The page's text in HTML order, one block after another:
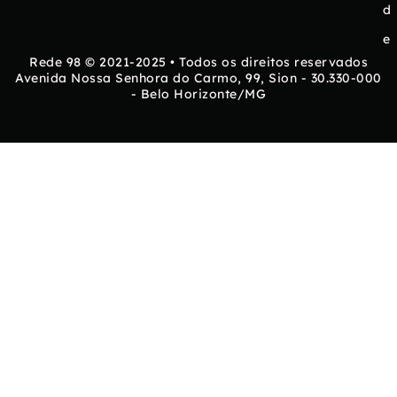
d
e
Rede 98 © 2021-2025 • Todos os direitos reservados
Avenida Nossa Senhora do Carmo, 99, Sion - 30.330-000
- Belo Horizonte/MG